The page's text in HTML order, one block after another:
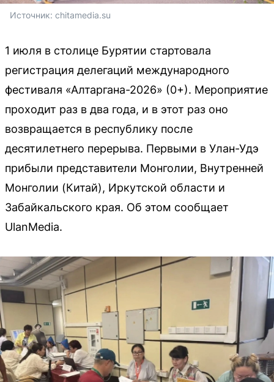
Источник: chitamedia.su
1 июля в столице Бурятии стартовала
регистрация делегаций международного
фестиваля «Алтаргана-2026» (0+). Мероприятие
проходит раз в два года, и в этот раз оно
возвращается в республику после
десятилетнего перерыва. Первыми в Улан-Удэ
прибыли представители Монголии, Внутренней
Монголии (Китай), Иркутской области и
Забайкальского края. Об этом сообщает
UlanMedia.